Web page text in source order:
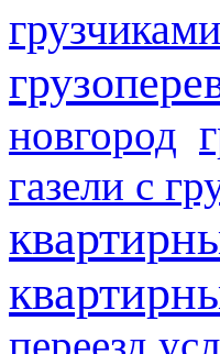
грузчиками
новгород
газели с